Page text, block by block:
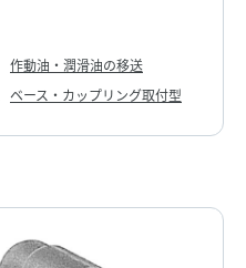
作動油・潤滑油の移送
ベース・カップリング取付型